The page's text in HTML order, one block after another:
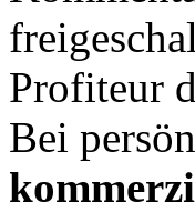
Profiteur
Bei